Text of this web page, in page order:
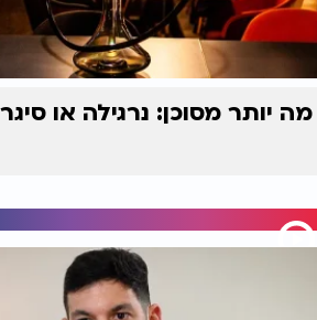
מה יותר מסוכן: נרגילה או